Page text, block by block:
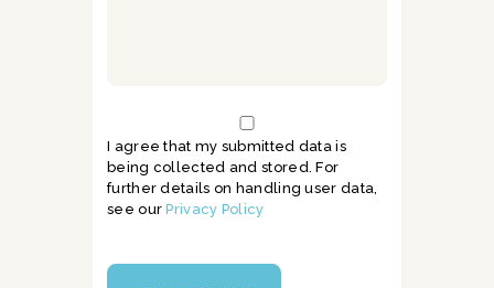
I agree that my submitted data is
being collected and stored. For
further details on handling user data,
see ourPrivacy Policy